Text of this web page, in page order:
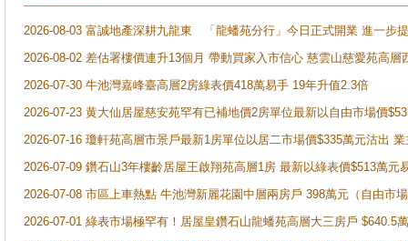
2026-08-03 富誠地產深耕九龍東 「龍蟠苑分行」今日正式開業 進一步
2026-08-02 差估署樓價連升13個月 帶動買家入市信心 慈雲山慈愛苑高層
2026-07-30 牛池灣嘉峰臺高層2房綠表價418萬易手 19年升值2.3倍
2026-07-23 黄大仙居屋慈安苑罕有已補地價2房單位最新以自由市場價
2026-07-16 瓊軒苑高層市景戶最新1房單位以居二市場價$335萬元沽出
2026-07-09 鑽石山3年樓齡居屋王啟翔苑高層1房 最新以綠表價$513萬元
2026-07-08 市區上車熱點 牛池灣新麗花園中層兩房戶 398萬元（自由市
2026-07-01 綠表市場極罕有！居屋皇鑽石山龍蟠苑高層大三房戶